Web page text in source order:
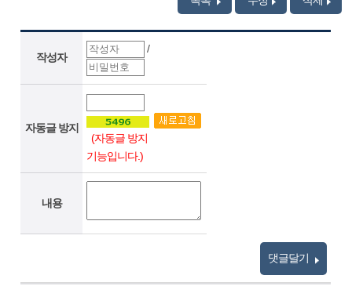
작성자
/
자동글 방지
(자동글 방지
기능입니다.)
내용
댓글달기